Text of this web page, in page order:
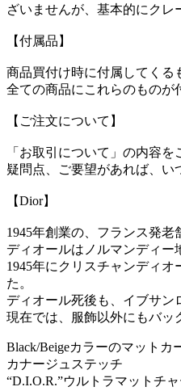
ざいませんが、基本的にクレ
【付属品】
商品買付け時に付属してくる
全ての商品にこれらのものが
【ご注文について】
「お取引について」の内容を
疑問点、ご要望があれば、い
【Dior】
1945年創業の、フランス発老
ディオールはノルマンディー
1945年にクリスチャンディ
た。
ディオール死後も、イブサン
現在では、服飾以外にもバッ
Black/Beigeカラーのマットカ
カナージュステッチ
“D.I.O.R.”ウルトラマットチ